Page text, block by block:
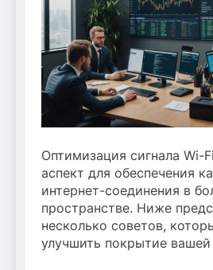
Оптимизация сигнала
аспект для обеспечения
интернет-соединения в
пространстве. Ниже
несколько советов,
улучшить покрытие вашей